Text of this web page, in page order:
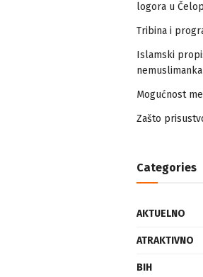
logora u
Tribina i
Islamski
Mogućnost
Zašto
Categories
AKTUELNO
ATRAKTIVNO
BIH